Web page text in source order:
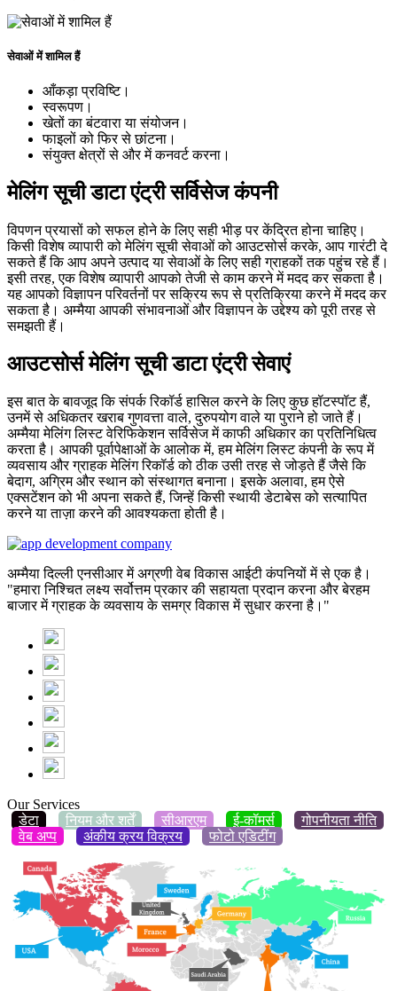
सेवाओं में शामिल हैं
आँकड़ा प्रविष्टि।
स्वरूपण।
खेतों का बंटवारा या संयोजन।
फाइलों को फिर से छांटना।
संयुक्त क्षेत्रों से और में कनवर्ट करना।
मेलिंग सूची डाटा एंट्री सर्विसेज कंपनी
विपणन प्रयासों को सफल होने के लिए सही भीड़ पर केंद्रित होना चाहिए।
किसी विशेष व्यापारी को मेलिंग सूची सेवाओं को आउटसोर्स करके, आप गारंटी दे
सकते हैं कि आप अपने उत्पाद या सेवाओं के लिए सही ग्राहकों तक पहुंच रहे हैं।
इसी तरह, एक विशेष व्यापारी आपको तेजी से काम करने में मदद कर सकता है।
यह आपको विज्ञापन परिवर्तनों पर सक्रिय रूप से प्रतिक्रिया करने में मदद कर
सकता है। अम्मैया आपकी संभावनाओं और विज्ञापन के उद्देश्य को पूरी तरह से
समझती हैं।
आउटसोर्स मेलिंग सूची डाटा एंट्री सेवाएं
इस बात के बावजूद कि संपर्क रिकॉर्ड हासिल करने के लिए कुछ हॉटस्पॉट हैं,
उनमें से अधिकतर खराब गुणवत्ता वाले, दुरुपयोग वाले या पुराने हो जाते हैं।
अम्मैया मेलिंग लिस्ट वेरिफिकेशन सर्विसेज में काफी अधिकार का प्रतिनिधित्व
करता है। आपकी पूर्वापेक्षाओं के आलोक में, हम मेलिंग लिस्ट कंपनी के रूप में
व्यवसाय और ग्राहक मेलिंग रिकॉर्ड को ठीक उसी तरह से जोड़ते हैं जैसे कि
बेदाग, अग्रिम और स्थान को संस्थागत बनाना। इसके अलावा, हम ऐसे
एक्सटेंशन को भी अपना सकते हैं, जिन्हें किसी स्थायी डेटाबेस को सत्यापित
करने या ताज़ा करने की आवश्यकता होती है।
अम्मैया दिल्ली एनसीआर में अग्रणी वेब विकास आईटी कंपनियों में से एक है।
"हमारा निश्चित लक्ष्य सर्वोत्तम प्रकार की सहायता प्रदान करना और बेरहम
बाजार में ग्राहक के व्यवसाय के समग्र विकास में सुधार करना है।"
Our Services
डेटा
नियम और शर्तें सीआरएम ई-कॉमर्स
गोपनीयता नीति
वेब अप्प
अंकीय क्रय विक्रय फोटो एडिटींग